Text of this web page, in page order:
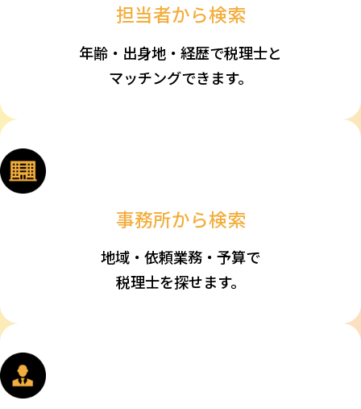
担当者から検索
年齢・出身地・経歴で税理士と
マッチングできます。
事務所から検索
地域・依頼業務・予算で
税理士を探せます。